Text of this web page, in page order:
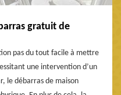
gratuit de
pas du tout facile à mettre
une intervention d’un
le débarras de maison